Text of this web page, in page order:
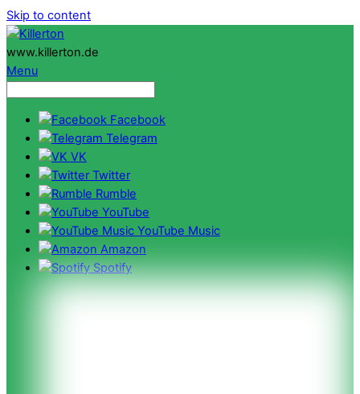
Skip to content
www.killerton.de
Menu
Facebook
Telegram
VK
Twitter
Rumble
YouTube
YouTube Music
Amazon
Spotify